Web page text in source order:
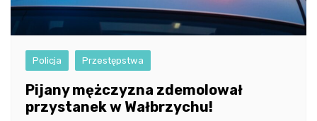
Policja Przestępstwa
Pijany mężczyzna zdemolował
przystanek w Wałbrzychu!